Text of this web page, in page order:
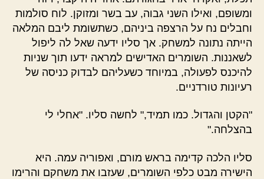
ומשופם, ואילו השני גבוה, עב בשר ומזוקן. לוח סולמות
וחבלים נח על הרצפה ביניהם, כשתשומת ליבם המלאה
הייתה נתונה למשחק. אך סליו ידעה שאל לה ליפול
לשאננות. השומרים האדישים למראה ידעו תוך שניות
להיכנס לפעולה, במיוחד כשעליהם לבדוק כניסה של
רעיונות טורדניים.
"הקטן והגדול. כמו תמיד," לחשה סליו. "אחלי לי
בהצלחה."
סליו הלכה קדימה בראש מורם, ואפוריה עמה. היא
הישירה מבט כלפי השומרים, שעזבו את משחקם והרימו